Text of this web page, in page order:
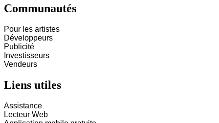
Communautés
Pour les artistes
Développeurs
Publicité
Investisseurs
Vendeurs
Liens utiles
Assistance
Lecteur Web